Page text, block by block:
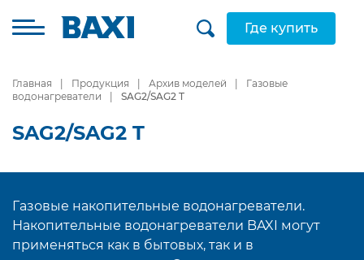
Где купить
Главная Продукция Архив моделей
Газовые
водонагреватели
SAG2/SAG2 T
SAG2/SAG2 T
Газовые накопительные водонагреватели.
Накопительные водонагреватели BAXI могут
применяться как в бытовых, так и в